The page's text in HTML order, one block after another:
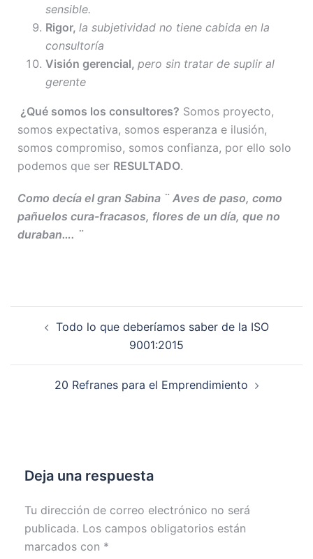
sensible.
Rigor, la subjetividad no tiene cabida en la
consultoría
Visión gerencial, pero sin tratar de suplir al
gerente
¿Qué somos los consultores? Somos proyecto,
somos expectativa, somos esperanza e ilusión,
somos compromiso, somos confianza, por ello solo
podemos que ser RESULTADO.
Como decía el gran Sabina ¨ Aves de paso, como
pañuelos cura-fracasos, flores de un día, que no
duraban…. ¨
Todo lo que deberíamos saber de la ISO
9001:2015
20 Refranes para el Emprendimiento
Deja una respuesta
Tu dirección de correo electrónico no será
publicada. Los campos obligatorios están
marcados con *